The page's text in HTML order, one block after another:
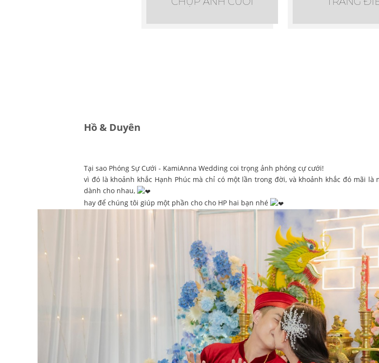
Hồ & Duyên
Tại sao Phóng Sự Cưới - KamiAnna Wedding coi trọng ảnh phóng cự cưới!
vì đó là khoảnh khắc Hạnh Phúc mà chỉ có một lần trong đời, và khoảnh khắc đó mãi là
dành cho nhau,
hay để chúng tôi giúp một phần cho cho HP hai bạn nhé